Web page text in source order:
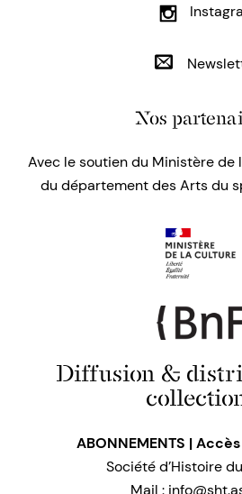
Nos
Avec le soutien du Ministère de
du département des Arts du
Diffusion &
ABONNEMENTS |
Société d’Histoire
Mail :